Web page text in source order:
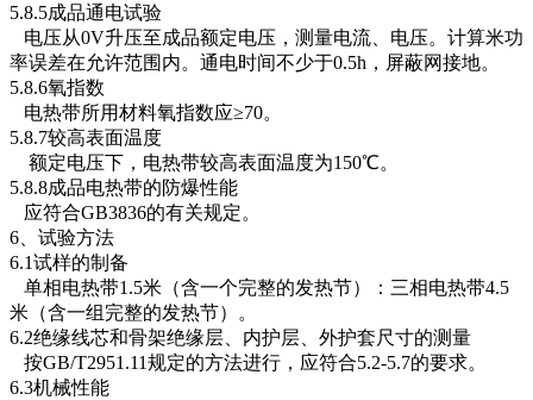
5.8.5成品通电试验
电压从0V升压至成品额定电压，测量电流、电压。计算米功
率误差在允许范围内。通电时间不少于0.5h，屏蔽网接地。
5.8.6氧指数
电热带所用材料氧指数应≥70。
5.8.7较高表面温度
额定电压下，电热带较高表面温度为150℃。
5.8.8成品电热带的防爆性能
应符合GB3836的有关规定。
6、试验方法
6.1试样的制备
单相电热带1.5米（含一个完整的发热节）：三相电热带4.5
米（含一组完整的发热节）。
6.2绝缘线芯和骨架绝缘层、内护层、外护套尺寸的测量
按GB/T2951.11规定的方法进行，应符合5.2-5.7的要求。
6.3机械性能